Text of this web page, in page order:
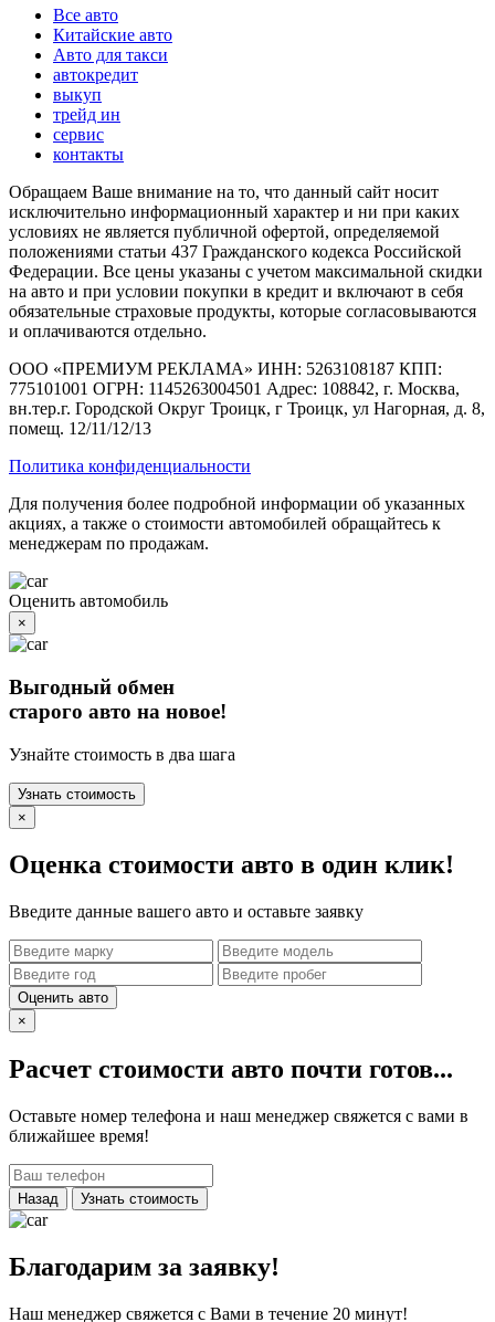
Все авто
Китайские авто
Авто для такси
автокредит
выкуп
трейд ин
сервис
контакты
Обращаем Ваше внимание на то, что данный сайт носит
исключительно информационный характер и ни при каких
условиях не является публичной офертой, определяемой
положениями статьи 437 Гражданского кодекса Российской
Федерации. Все цены указаны с учетом максимальной скидки
на авто и при условии покупки в кредит и включают в себя
обязательные страховые продукты, которые согласовываются
и оплачиваются отдельно.
ООО «ПРЕМИУМ РЕКЛАМА» ИНН: 5263108187 КПП:
775101001 ОГРН: 1145263004501 Адрес: 108842, г. Москва,
вн.тер.г. Городской Округ Троицк, г Троицк, ул Нагорная, д. 8,
помещ. 12/11/12/13
Политика конфиденциальности
Для получения более подробной информации об указанных
акциях, а также о стоимости автомобилей обращайтесь к
менеджерам по продажам.
Оценить автомобиль
×
Выгодный обмен
старого авто на новое!
Узнайте стоимость в два шага
Узнать стоимость
×
Оценка стоимости авто в один клик!
Введите данные вашего авто и оставьте заявку
Оценить авто
×
Расчет стоимости авто почти готов...
Оставьте номер телефона и наш менеджер свяжется с вами в
ближайшее время!
Назад Узнать стоимость
Благодарим за заявку!
Наш менеджер свяжется с Вами в течение 20 минут!